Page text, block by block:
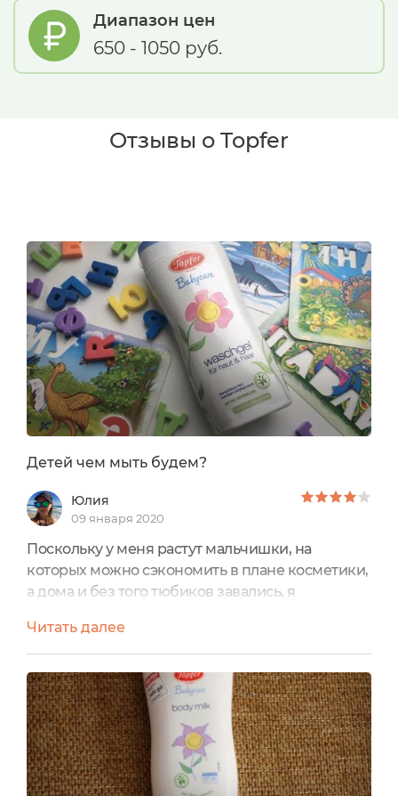
Диапазон цен
650 - 1050 руб.
Отзывы о Topfer
Детей чем мыть будем?
Юлия
09 января 2020
Поскольку у меня растут мальчишки, на
которых можно сэкономить в плане косметики,
а дома и без того тюбиков завались, я
(чем больше первая цифра, тем
предпочтительнее ).Долгое время для мытья
тела, головы и подмывания сына я приобретала
моющее средство от Weleda из детской серии
«Календула» (ссылка на отзыв
https://ecogolik.ru/blog-yuliya-25006/lyubimitsa-
weleda-podkhodit-dlya-samogo-nezhnogo-
vozrasta/...
Читать далее